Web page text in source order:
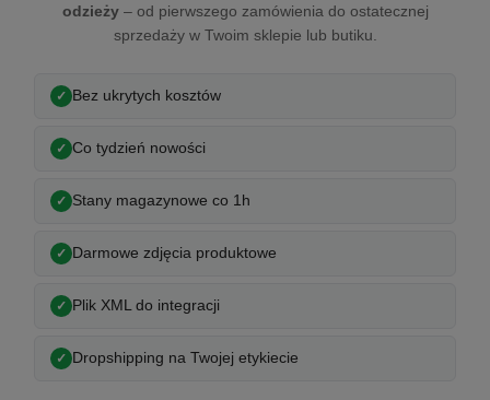
odzieży– od pierwszego zamówienia do ostatecznej
sprzedaży w Twoim sklepie lub butiku.
Bez ukrytych kosztów
Co tydzień nowości
Stany magazynowe co 1h
Darmowe zdjęcia produktowe
Plik XML do integracji
Dropshipping na Twojej etykiecie